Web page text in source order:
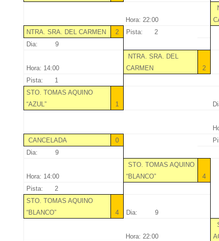
Hora: 22:00
NTRA. SRA. DEL CARMEN
2
Pista: 2
Dia: 9
Hora: 14:00
NTRA. SRA. DEL
CARMEN
2
Pista: 1
STO. TOMAS AQUINO
“AZUL”
1
CANCELADA
0
Dia: 9
Hora: 14:00
STO. TOMAS AQUINO
“BLANCO”
4
Pista: 2
STO. TOMAS AQUINO
“BLANCO”
4 Dia: 9
Hora: 22:00